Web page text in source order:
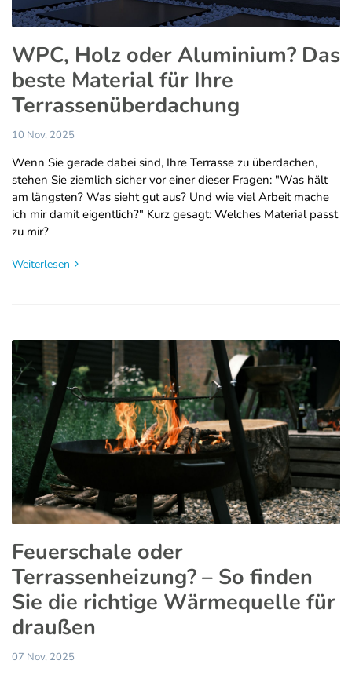
WPC, Holz oder Aluminium? Das
beste Material für Ihre
Terrassenüberdachung
10 Nov, 2025
Wenn Sie gerade dabei sind, Ihre Terrasse zu überdachen,
stehen Sie ziemlich sicher vor einer dieser Fragen: "Was hält
am längsten? Was sieht gut aus? Und wie viel Arbeit mache
ich mir damit eigentlich?" Kurz gesagt: Welches Material passt
zu mir?
Weiterlesen
Feuerschale oder
Terrassenheizung? – So finden
Sie die richtige Wärmequelle für
draußen
07 Nov, 2025